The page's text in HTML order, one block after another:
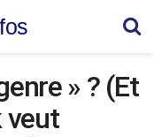
» ? (Et
veut